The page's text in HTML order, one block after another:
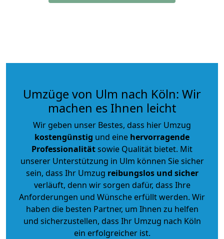
Umzüge von Ulm nach Köln: Wir
machen es Ihnen leicht
Wir geben unser Bestes, dass hier Umzug
kostengünstig und eine hervorragende
Professionalitätsowie Qualität bietet. Mit
unserer Unterstützung in Ulm können Sie sicher
sein, dass Ihr Umzug reibungslos und sicher
verläuft, denn wir sorgen dafür, dass Ihre
Anforderungen und Wünsche erfüllt werden. Wir
haben die besten Partner, um Ihnen zu helfen
und sicherzustellen, dass Ihr Umzug nach Köln
ein erfolgreicher ist.